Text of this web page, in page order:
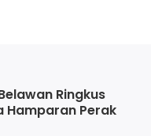
Ringkus
Hamparan Perak